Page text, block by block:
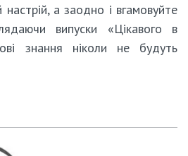
а заодно і вгамовуйте
випуски «Цікавого в
знання ніколи не будуть